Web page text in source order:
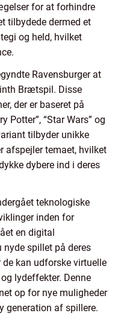
for at forhindre
tilbydede dermed et
og held, hvilket
Ravensburger at
Brætspil. Disse
der er baseret på
Potter”, “Star Wars” og
tilbyder unikke
afspejler temaet, hvilket
dybere ind i deres
teknologiske
inden for
en digital
spillet på deres
kan udforske virtuelle
lydeffekter. Denne
op for nye muligheder
generation af spillere.